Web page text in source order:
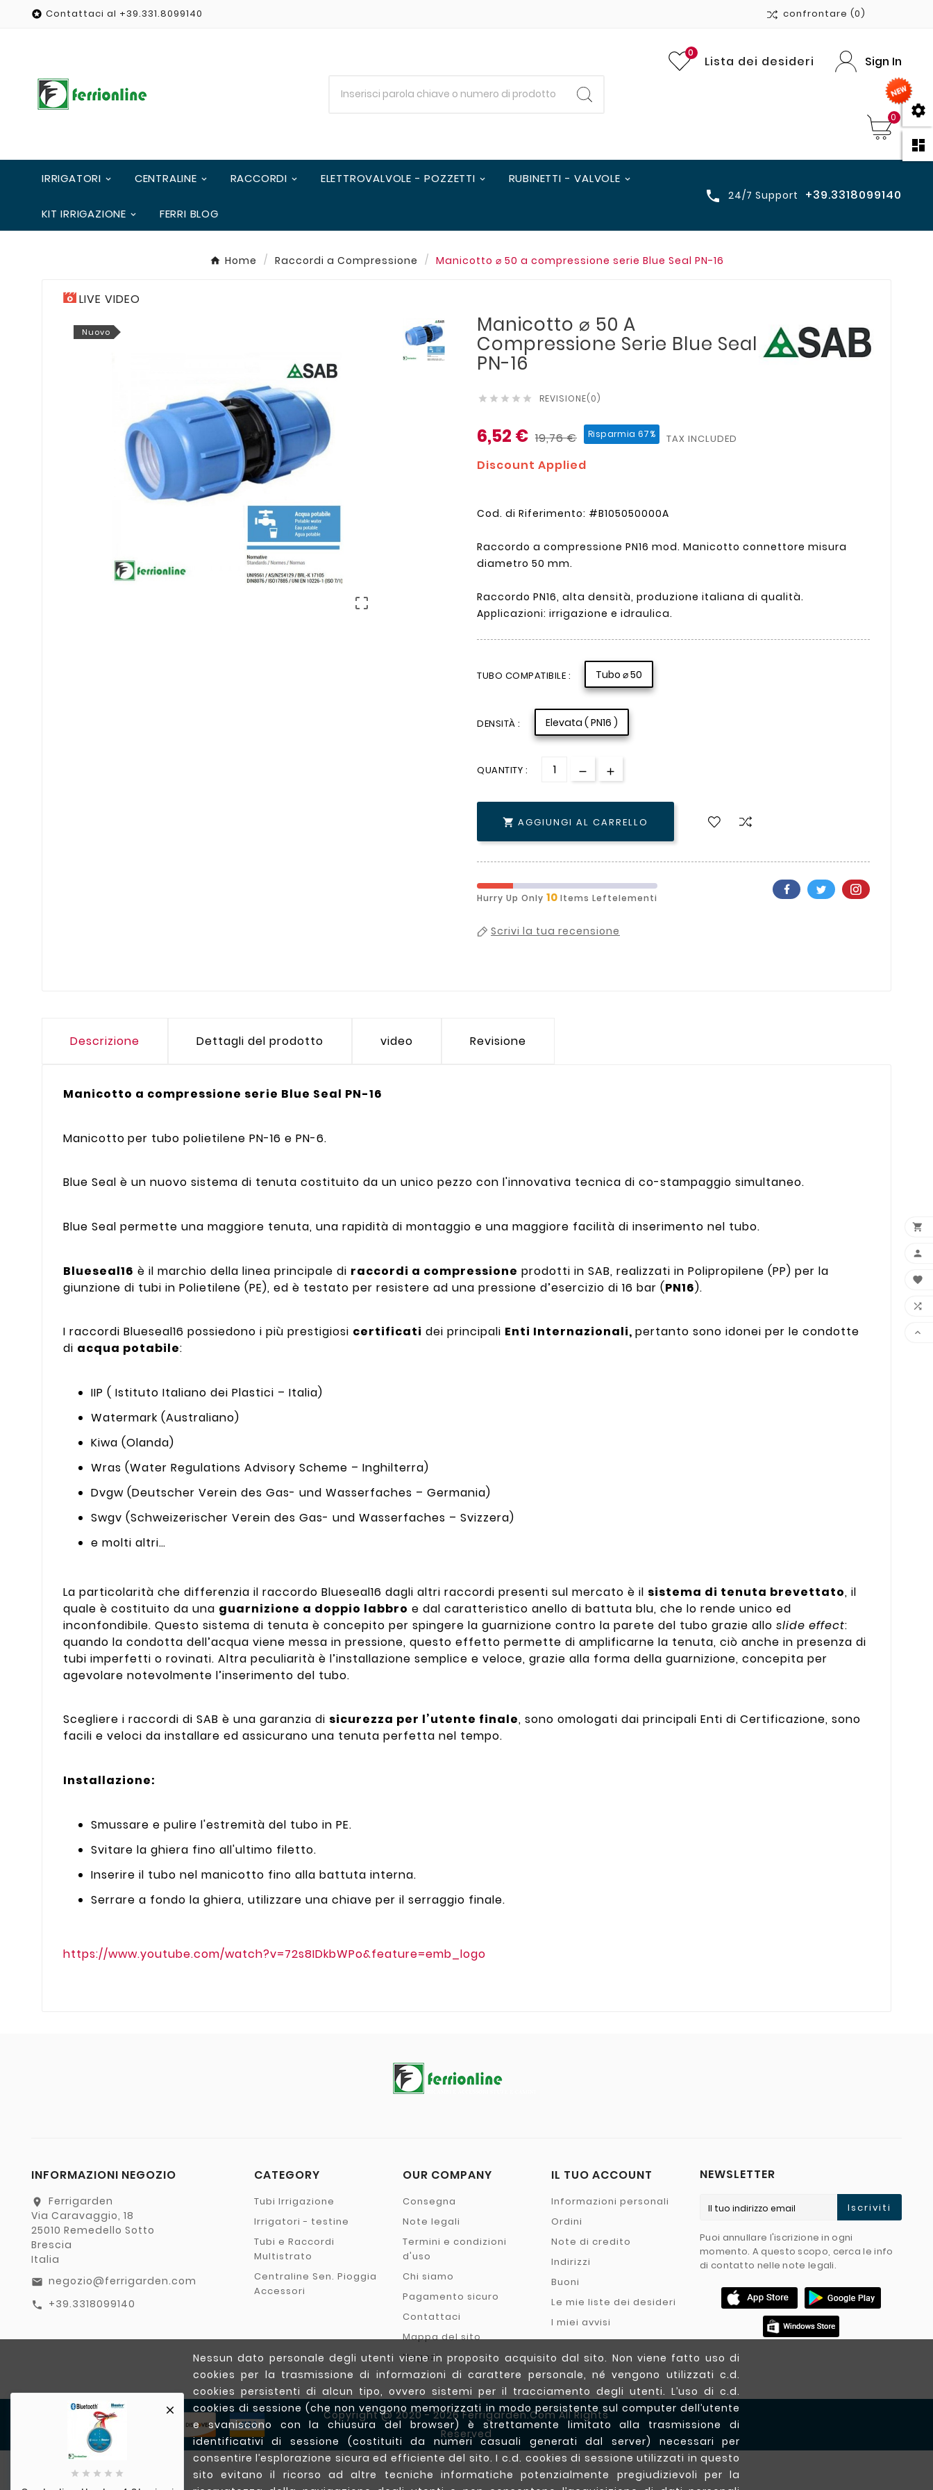


Nessun dato personale degli utenti viene in proposito acquisito dal sito. Non viene fatto uso di
cookies per la trasmissione di informazioni di carattere personale, né vengono utilizzati c.d.
cookies persistenti di alcun tipo, ovvero sistemi per il tracciamento degli utenti. L’uso di c.d.
cookies di sessione (che non vengono memorizzati in modo persistente sul computer dell’utente
e svaniscono con la chiusura del browser) è strettamente limitato alla trasmissione di
identificativi di sessione (costituiti da numeri casuali generati dal server) necessari per
consentire l’esplorazione sicura ed efficiente del sito. I c.d. cookies di sessione utilizzati in questo
sito evitano il ricorso ad altre tecniche informatiche potenzialmente pregiudizievoli per la

    
 Contattaci al +39.331.8099140 confrontare (0)
Lista dei desideri
0
Sign In
0
IRRIGATORI CENTRALINE RACCORDI ELETTROVALVOLE - POZZETTI RUBINETTI - VALVOLE
KIT IRRIGAZIONE FERRI BLOG
 24/7 Support +39.3318099140
Home Raccordi a Compressione Manicotto ⌀ 50 a compressione serie Blue Seal PN-16
LIVE VIDEO
Nuovo

Manicotto ⌀ 50 A
Compressione Serie Blue Seal
PN-16
     REVISIONE(0)
6,52 € 19,76 € Risparmia 67% TAX INCLUDED
Discount Applied
Cod. di Riferimento: #B105050000A
Raccordo a compressione PN16 mod. Manicotto connettore misura
diametro 50 mm.
Raccordo PN16, alta densità, produzione italiana di qualità.
Applicazioni: irrigazione e idraulica.
TUBO COMPATIBILE : Tubo ⌀ 50
DENSITÀ : Elevata ( PN16 )
QUANTITY :
 AGGIUNGI AL CARRELLO
Hurry Up Only 10 Items Leftelementi
Scrivi la tua recensione
Descrizione Dettagli del prodotto video Revisione
Manicotto a compressione serie Blue Seal PN-16
Manicotto per tubo polietilene PN-16 e PN-6.
Blue Seal è un nuovo sistema di tenuta costituito da un unico pezzo con l'innovativa tecnica di co-stampaggio simultaneo.
Blue Seal permette una maggiore tenuta, una rapidità di montaggio e una maggiore facilità di inserimento nel tubo.
Blueseal16 è il marchio della linea principale di raccordi a compressione prodotti in SAB, realizzati in Polipropilene (PP) per la
giunzione di tubi in Polietilene (PE), ed è testato per resistere ad una pressione d’esercizio di 16 bar (PN16).
I raccordi Blueseal16 possiedono i più prestigiosi certificati dei principali Enti Internazionali, pertanto sono idonei per le condotte
di acqua potabile:
IIP ( Istituto Italiano dei Plastici – Italia)
Watermark (Australiano)
Kiwa (Olanda)
Wras (Water Regulations Advisory Scheme – Inghilterra)
Dvgw (Deutscher Verein des Gas- und Wasserfaches – Germania)
Swgv (Schweizerischer Verein des Gas- und Wasserfaches – Svizzera)
e molti altri…
La particolarità che differenzia il raccordo Blueseal16 dagli altri raccordi presenti sul mercato è il sistema di tenuta brevettato, il
quale è costituito da una guarnizione a doppio labbro e dal caratteristico anello di battuta blu, che lo rende unico ed
inconfondibile. Questo sistema di tenuta è concepito per spingere la guarnizione contro la parete del tubo grazie allo slide effect:
quando la condotta dell’acqua viene messa in pressione, questo effetto permette di amplificarne la tenuta, ciò anche in presenza di
tubi imperfetti o rovinati. Altra peculiarità è l’installazione semplice e veloce, grazie alla forma della guarnizione, concepita per
agevolare notevolmente l’inserimento del tubo.
Scegliere i raccordi di SAB è una garanzia di sicurezza per l’utente finale, sono omologati dai principali Enti di Certificazione, sono
facili e veloci da installare ed assicurano una tenuta perfetta nel tempo.
Installazione:
Smussare e pulire l'estremità del tubo in PE.
Svitare la ghiera fino all'ultimo filetto.
Inserire il tubo nel manicotto fino alla battuta interna.
Serrare a fondo la ghiera, utilizzare una chiave per il serraggio finale.
https://www.youtube.com/watch?v=72s8IDkbWPo&feature=emb_logo
INFORMAZIONI NEGOZIO
location_on
Ferrigarden
Via Caravaggio, 18
25010 Remedello Sotto
Brescia
Italia
email negozio@ferrigarden.com
call +39.3318099140
CATEGORY
Tubi Irrigazione
Irrigatori - testine
Tubi e Raccordi
Multistrato
Centraline Sen. Pioggia
Accessori
OUR COMPANY
Consegna
Note legali
Termini e condizioni
d'uso
Chi siamo
Pagamento sicuro
Contattaci
Mappa del sito
Negozi
IL TUO ACCOUNT
Informazioni personali
Ordini
Note di credito
Indirizzi
Buoni
Le mie liste dei desideri
I miei avvisi
NEWSLETTER
Iscriviti
Puoi annullare l'iscrizione in ogni
momento. A questo scopo, cerca le info
di contatto nelle note legali.





Copyright @ 2020 - 2026 Ferrigarden.com All Rights
Reserved